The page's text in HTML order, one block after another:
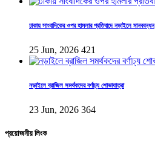
ঢাকায় সাংবাদিকের ওপর হামলার প্রতিবাদে নড়াইলে মানববন্ধন
25 Jun, 2026 421
নড়াইলে ব্রাজিল সমর্থকদের বর্ণাঢ্য শোভাযাত্রা
23 Jun, 2026 364
প্রয়োজনীয় লিংক